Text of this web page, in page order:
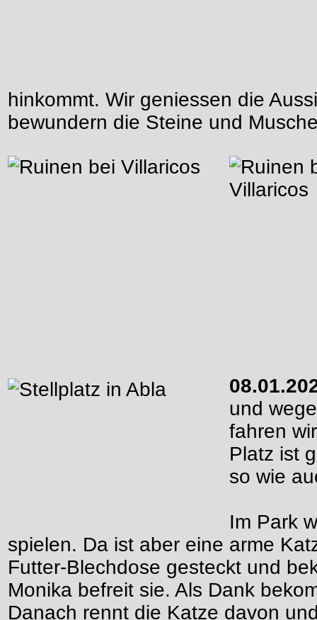
hinkommt. Wir geniessen die
bewundern die Steine und
und
fahren
Platz ist
so wie
Im Park
spielen. Da ist aber eine arme
Futter-Blechdose gesteckt und
Monika befreit sie. Als Dank
Danach rennt die Katze davon